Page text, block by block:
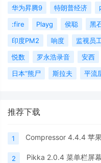
华为昇腾9
特朗普经济
:fire
Playg 侯聪 黑
印度PM2
响度 监视员
悦数
罗永浩录音 安西
日本“熊尸
斯拉夫 平流
推荐下载
1 Compressor 4.4.4 苹
2 Pikka 2.0.4 菜单栏屏